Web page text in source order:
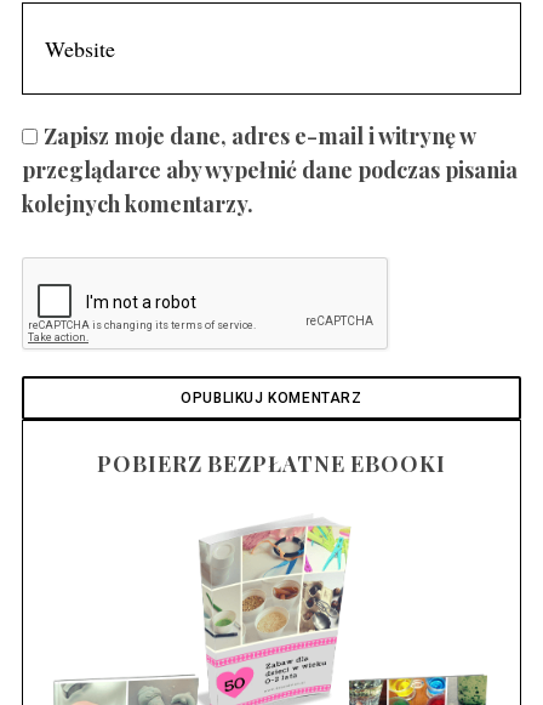
Zapisz moje dane, adres e-mail i witrynę w
przeglądarce aby wypełnić dane podczas pisania
kolejnych komentarzy.
POBIERZ BEZPŁATNE EBOOKI